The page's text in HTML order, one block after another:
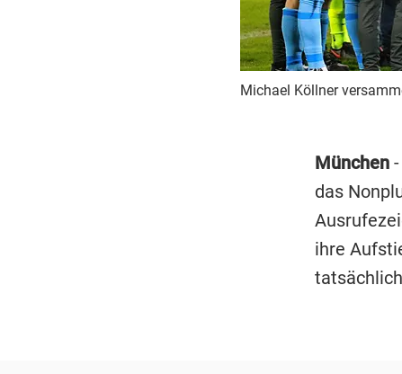
Michael Köllner
München-
das
ihre